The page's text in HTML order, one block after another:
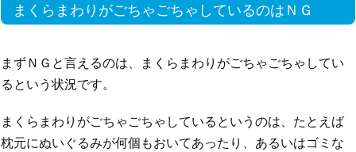
まくらまわりがごちゃごちゃしているのはＮＧ
まずＮＧと言えるのは、まくらまわりがごちゃごちゃしてい
るという状況です。
まくらまわりがごちゃごちゃしているというのは、たとえば
枕元にぬいぐるみが何個もおいてあったり、あるいはゴミな